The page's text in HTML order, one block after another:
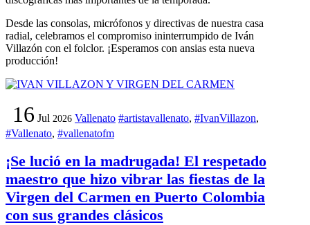
Desde las consolas, micrófonos y directivas de nuestra casa
radial, celebramos el compromiso ininterrumpido de Iván
Villazón con el folclor. ¡Esperamos con ansias esta nueva
producción!
16 Jul 2026 Vallenato #artistavallenato, #IvanVillazon,
#Vallenato, #vallenatofm
¡Se lució en la madrugada! El respetado
maestro que hizo vibrar las fiestas de la
Virgen del Carmen en Puerto Colombia
con sus grandes clásicos